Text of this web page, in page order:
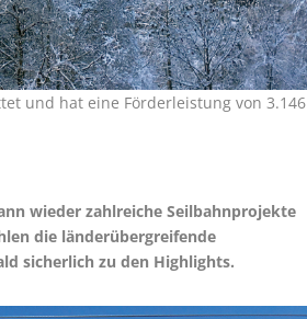
und hat eine Förderleistung von 3.146
wieder zahlreiche Seilbahn­projekte
die länderüber­greifen­de
sicherlich zu den Highlights.